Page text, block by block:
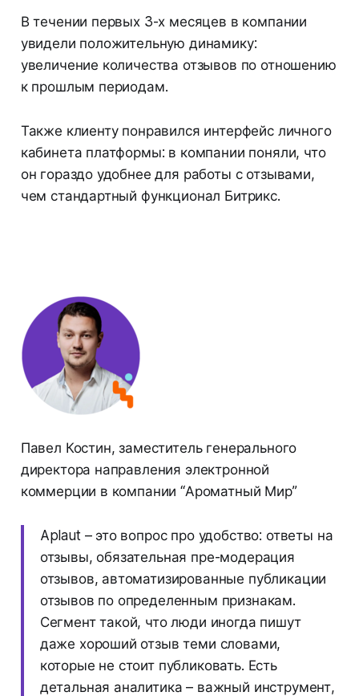
В течении первых 3-х месяцев в компании
увидели положительную динамику:
увеличение количества отзывов по отношению
к прошлым периодам.
Также клиенту понравился интерфейс личного
кабинета платформы: в компании поняли, что
он гораздо удобнее для работы с отзывами,
чем стандартный функционал Битрикс.
Павел Костин, заместитель генерального
директора направления электронной
коммерции в компании “Ароматный Мир”
Aplaut – это вопрос про удобство: ответы на
отзывы, обязательная пре-модерация
отзывов, автоматизированные публикации
отзывов по определенным признакам.
Сегмент такой, что люди иногда пишут
даже хороший отзыв теми словами,
которые не стоит публиковать. Есть
детальная аналитика – важный инструмент,